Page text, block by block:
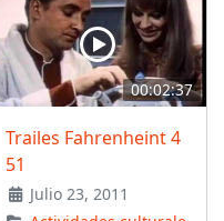
00:02:37
Trailes Fahrenheint 4
51
Julio 23, 2011